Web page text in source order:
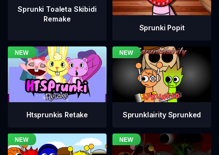
Sprunki Toaleta Skibidi
Remake
Sprunki Popit
Htsprunkis Retake Sprunklairity Sprunked